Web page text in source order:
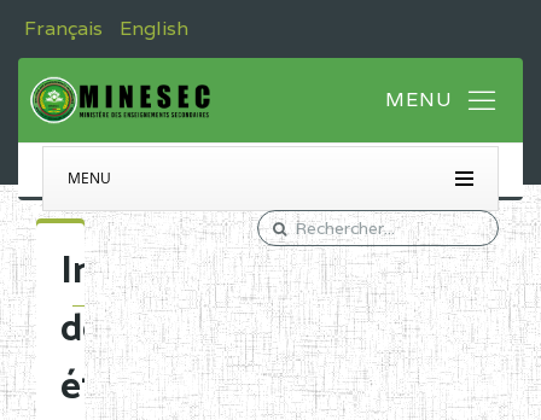
Français English
MENU
Immatriculation
des
établissements